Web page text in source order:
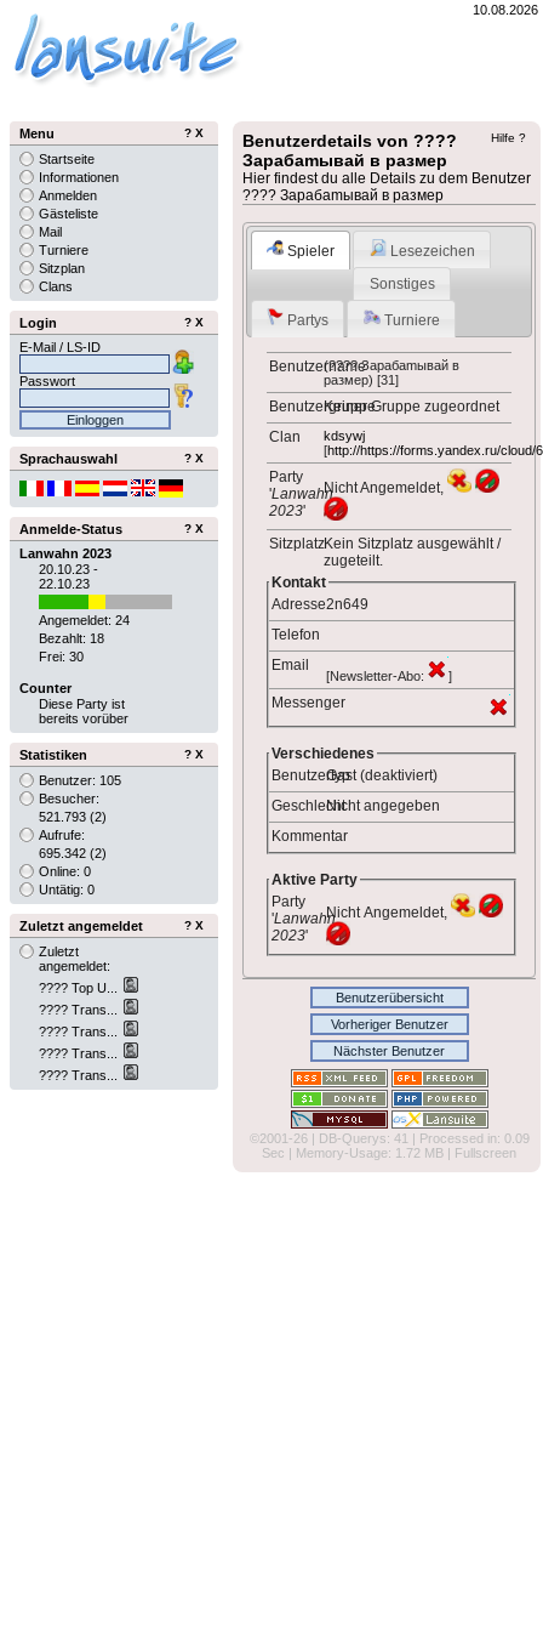
10.08.2026
Benutzerdetails von ????
Зapaбamывaй в paзмep
Hilfe ?
Hier findest du alle Details zu dem Benutzer
???? Зapaбamывaй в paзмep
Spieler
Lesezeichen
Sonstiges
Partys Turniere
Benutzername(???? Зapaбamывaй в
paзмep) [31]
BenutzergruppeKeiner Gruppe zugeordnet
Clan
kdsywj
[http://https://forms.yandex.ru/cloud/
Party
'Lanwahn
2023'
Nicht Angemeldet,
SitzplatzKein Sitzplatz ausgewählt /
zugeteilt.
Kontakt
Adresse2n649
Telefon
Email
[Newsletter-Abo: ]
Messenger
Verschiedenes
BenutzertypGast (deaktiviert)
GeschlechtNicht angegeben
Kommentar
Aktive Party
Party
'Lanwahn
2023'
Nicht Angemeldet,
Benutzerübersicht
Vorheriger Benutzer
Nächster Benutzer
©2001-26| DB-Querys: 41 | Processed in: 0.09
Sec | Memory-Usage: 1.72 MB | Fullscreen
Menu ? X
Startseite
Informationen
Anmelden
Gästeliste
Mail
Turniere
Sitzplan
Clans
Login ? X
E-Mail / LS-ID
Passwort
Sprachauswahl ? X
Anmelde-Status ? X
Lanwahn 2023
20.10.23 -
22.10.23
Angemeldet: 24
Bezahlt: 18
Frei: 30
Counter
Diese Party ist
bereits vorüber
Statistiken ? X
Benutzer: 105
Besucher:
521.793 (2)
Aufrufe:
695.342 (2)
Online: 0
Untätig: 0
Zuletzt angemeldet ? X
Zuletzt
angemeldet:
???? Top U...
???? Trans...
???? Trans...
???? Trans...
???? Trans...